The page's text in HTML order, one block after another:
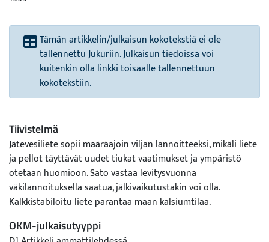
Tämän artikkelin/julkaisun kokotekstiä ei ole
tallennettu Jukuriin. Julkaisun tiedoissa voi
kuitenkin olla linkki toisaalle tallennettuun
kokotekstiin.
Tiivistelmä
Jätevesiliete sopii määräajoin viljan lannoitteeksi, mikäli liete
ja pellot täyttävät uudet tiukat vaatimukset ja ympäristö
otetaan huomioon. Sato vastaa levitysvuonna
väkilannoituksella saatua, jälkivaikutustakin voi olla.
Kalkkistabiloitu liete parantaa maan kalsiumtilaa.
OKM-julkaisutyyppi